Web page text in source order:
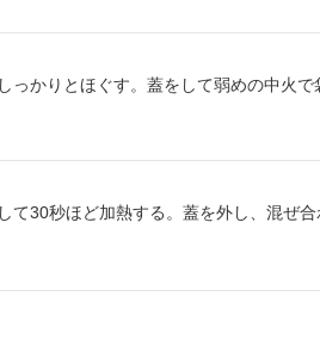
かりとほぐす。蓋をして弱めの中火で
て30秒ほど加熱する。蓋を外し、混ぜ